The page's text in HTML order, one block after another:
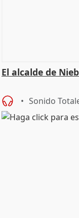
El alcalde de
Sonido